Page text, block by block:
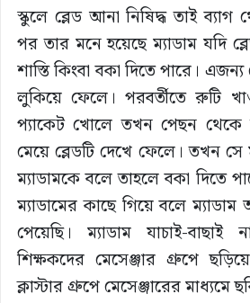
স্কুলে ব্লেড আনা নিষিদ্ধ তাই ব্যাগ
পর তার মনে হয়েছে ম্যাডাম যদি
শাস্তি কিংবা বকা দিতে পারে।
লুকিয়ে ফেলে। পরবর্তীতে রুটি
প্যাকেট খোলে তখন পেছন থেকে
মেয়ে ব্লেডটি দেখে ফেলে। তখন সে
ম্যাডামকে বলে তাহলে বকা দিতে
ম্যাডামের কাছে গিয়ে বলে
পেয়েছি। ম্যাডাম যাচাই-
শিক্ষকদের মেসেঞ্জার গ্রুপে
ক্লাস্টার গ্রুপে মেসেঞ্জারের মাধ্যমে